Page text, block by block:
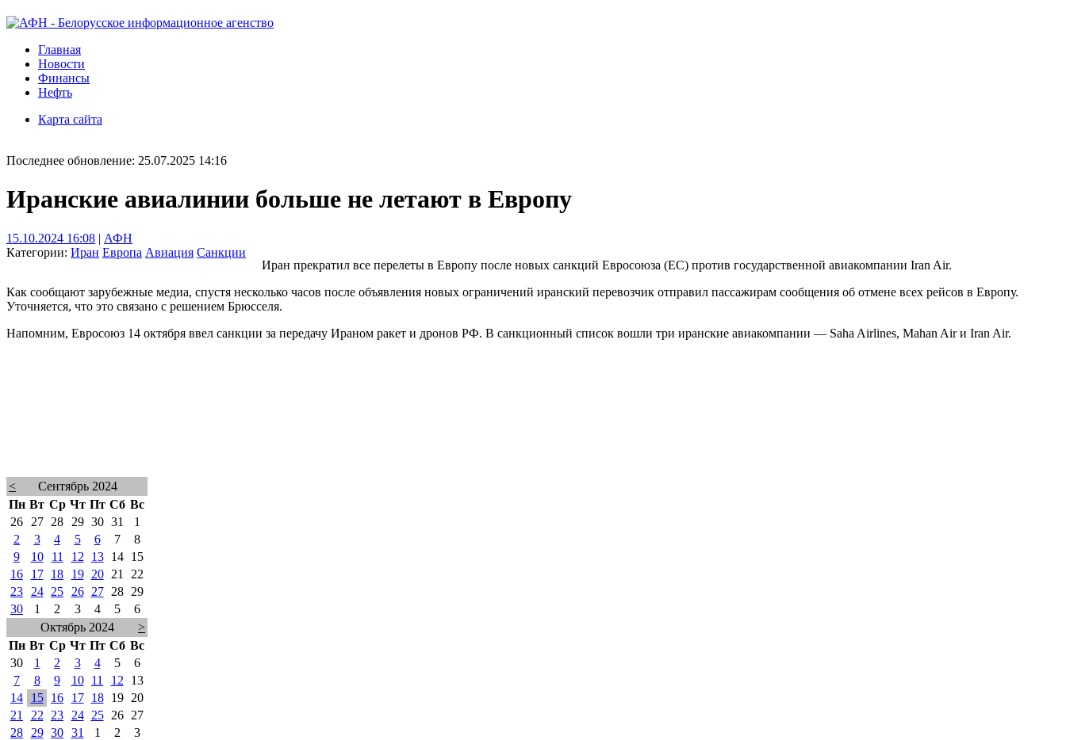
Главная
Новости
Финансы
Нефть
Карта сайта
Последнее обновление: 25.07.2025 14:16
Иранские авиалинии больше не летают в Европу
15.10.2024 16:08 | АФН
Категории: Иран Европа Авиация Санкции
Иран прекратил все перелеты в Европу после новых санкций Евросоюза (ЕС) против государственной авиакомпании Iran Air.
Как сообщают зарубежные медиа, спустя несколько часов после объявления новых ограничений иранский перевозчик отправил пассажирам сообщения об отмене всех рейсов в Европу.
Уточняется, что это связано с решением Брюсселя.
Напомним, Евросоюз 14 октября ввел санкции за передачу Ираном ракет и дронов РФ. В санкционный список вошли три иранские авиакомпании — Saha Airlines, Mahan Air и Iran Air.
<
Сентябрь 2024
Пн Вт Ср Чт Пт Сб Вс
26
27 28 29 30 31
1
2
3 4 5 6 7
8
9
10 11 12 13 14
15
16
17 18 19 20 21
22
23
24 25 26 27 28
29
30
1 2 3 4 5
6
Октябрь 2024
>
Пн Вт Ср Чт Пт Сб Вс
30
1 2 3 4 5
6
7
8 9 10 11 12
13
14
15 16 17 18 19
20
21
22 23 24 25 26
27
28
29 30 31 1 2
3